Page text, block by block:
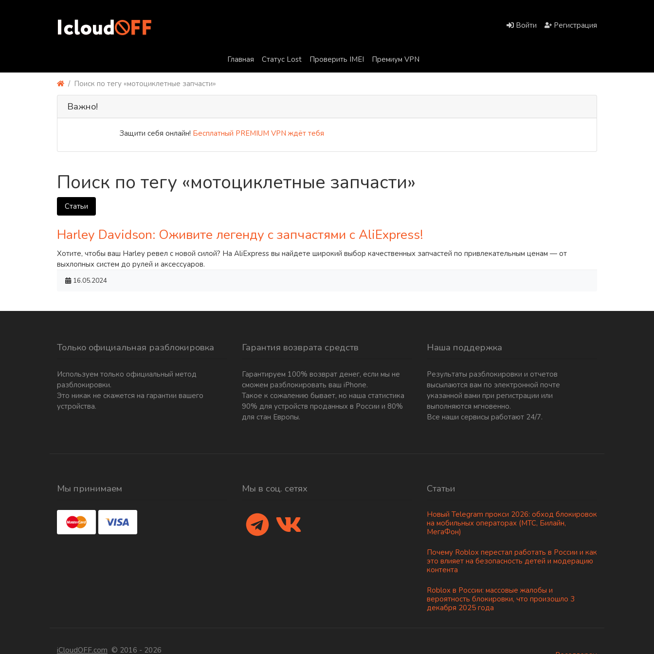
Войти Регистрация
Главная Статус Lost Проверить IMEI Премиум VPN
Поиск по тегу «мотоциклетные запчасти»
Важно!
Защити себя онлайн!Бесплатный PREMIUM VPN ждёт тебя
Поиск по тегу «мотоциклетные запчасти»
Статьи
Harley Davidson: Оживите легенду с запчастями с AliExpress!
Хотите, чтобы ваш Harley ревел с новой силой? На AliExpress вы найдете широкий выбор качественных запчастей по привлекательным ценам — от
выхлопных систем до рулей и аксессуаров.
16.05.2024
Только официальная разблокировка
Используем только официальный метод
разблокировки.
Это никак не скажется на гарантии вашего
устройства.
Гарантия возврата средств
Гарантируем 100% возврат денег, если мы не
сможем разблокировать ваш iPhone.
Такое к сожалению бывает, но наша статистика
90% для устройств проданных в России и 80%
для стан Европы.
Наша поддержка
Результаты разблокировки и отчетов
высылаются вам по электронной почте
указанной вами при регистрации или
выполняются мгновенно.
Все наши сервисы работают 24/7.
Мы принимаем Мы в соц. сетях Статьи
Новый Telegram прокси 2026: обход блокировок
на мобильных операторах (МТС, Билайн,
МегаФон)
Почему Roblox перестал работать в России и как
это влияет на безопасность детей и модерацию
контента
Roblox в России: массовые жалобы и
вероятность блокировки, что произошло 3
декабря 2025 года
iCloudOFF.com © 2016 - 2026